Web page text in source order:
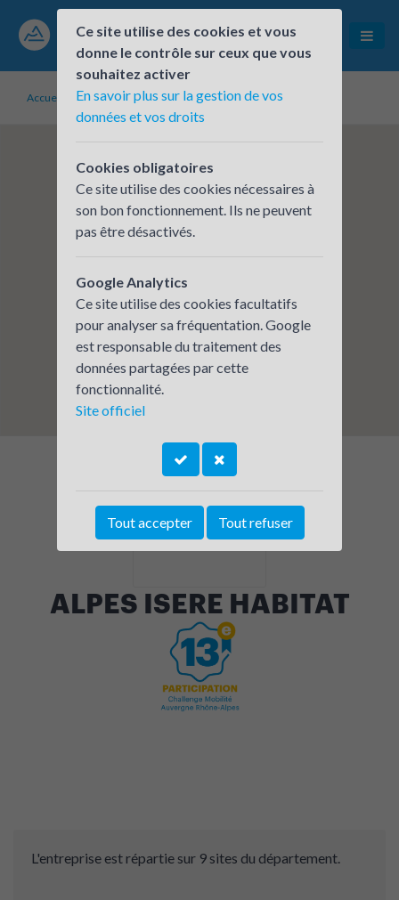
Accueil Établissements inscrits ALPES ISERE HABITAT
ALPES ISERE HABITAT
L'entreprise est répartie sur 9 sites du département.
Ce site utilise des cookies et vous
donne le contrôle sur ceux que vous
souhaitez activer
En savoir plus sur la gestion de vos
données et vos droits
Cookies obligatoires
Ce site utilise des cookies nécessaires à
son bon fonctionnement. Ils ne peuvent
pas être désactivés.
Google Analytics
Ce site utilise des cookies facultatifs
pour analyser sa fréquentation. Google
est responsable du traitement des
données partagées par cette
fonctionnalité.
Site officiel
Tout accepter Tout refuser